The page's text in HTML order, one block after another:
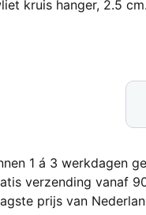
kruis hanger, 2.5 cm.
cm
1 á 3 werkdagen
verzending vanaf
prijs van